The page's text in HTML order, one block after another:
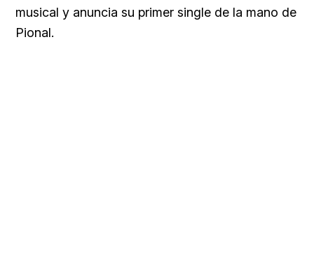
musical y anuncia su primer single de la mano de
Pional.